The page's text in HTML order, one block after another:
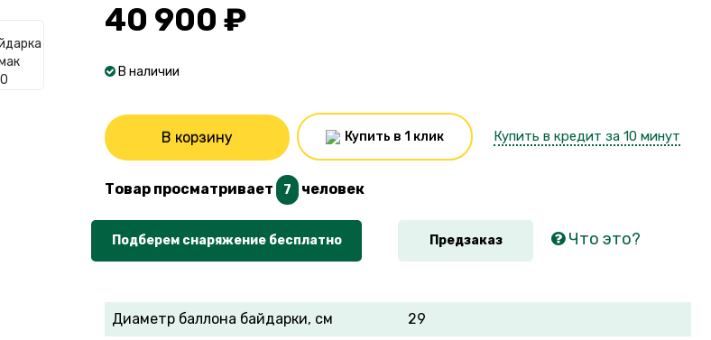
40 900 ₽
В наличии
В корзину Купить в 1 клик Купить в кредит за 10 минут
Товар просматривает 7 человек
Подберем снаряжение бесплатно Предзаказ Что это?
Диаметр баллона байдарки, см
29